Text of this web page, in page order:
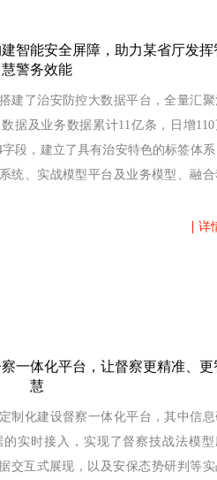
智能安全屏障，助力某省厅发挥
慧警务效能
建了治安防控大数据平台，全量汇
据及业务数据累计11亿条，日增110
段，建立了具有治安特色的标签体
统、实战模型平台及业务模型、融合
详
一体化平台，让督察更精准、更
慧
制化建设督察一体化平台，其中信
实时接入，实现了督察技战法模型
交互式展现， 以及安保态势研判等